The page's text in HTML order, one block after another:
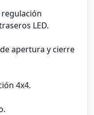
regulación
LED.
apertura y cierre
4x4.